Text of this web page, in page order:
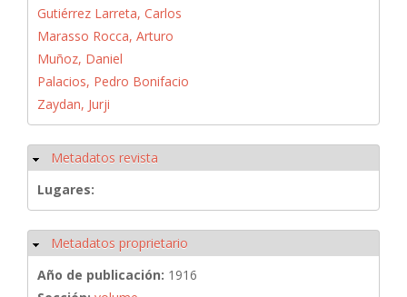
Gutiérrez Larreta, Carlos
Marasso Rocca, Arturo
Muñoz, Daniel
Palacios, Pedro Bonifacio
Zaydan, Jurji
Ocultar
Metadatos revista
Lugares:
Ocultar
Metadatos proprietario
Año de publicación: 1916